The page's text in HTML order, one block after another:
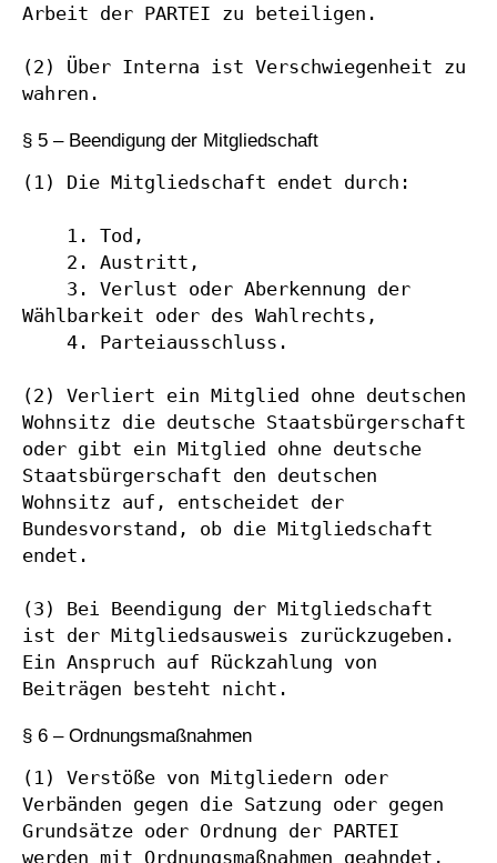
Arbeit der PARTEI zu beteiligen.
(2) Über Interna ist Verschwiegenheit zu
wahren.
§ 5 – Beendigung der Mitgliedschaft
(1) Die Mitgliedschaft endet durch:
Wählbarkeit oder des Wahlrechts,
(2) Verliert ein Mitglied ohne deutschen
Wohnsitz die deutsche Staatsbürgerschaft
oder gibt ein Mitglied ohne deutsche
Staatsbürgerschaft den deutschen
Wohnsitz auf, entscheidet der
Bundesvorstand, ob die Mitgliedschaft
endet.
(3) Bei Beendigung der Mitgliedschaft
ist der Mitgliedsausweis zurückzugeben.
Ein Anspruch auf Rückzahlung von
Beiträgen besteht nicht.
§ 6 – Ordnungsmaßnahmen
(1) Verstöße von Mitgliedern oder
Verbänden gegen die Satzung oder gegen
Grundsätze oder Ordnung der PARTEI
werden mit Ordnungsmaßnahmen geahndet,